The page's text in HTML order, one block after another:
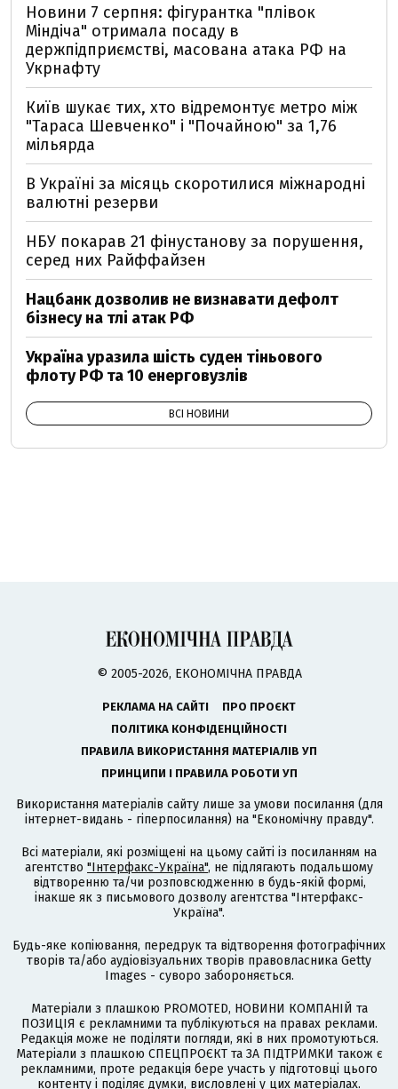
Новини 7 серпня: фігурантка "плівок
Міндіча" отримала посаду в
держпідприємстві, масована атака РФ на
Укрнафту
Київ шукає тих, хто відремонтує метро між
"Тараса Шевченко" і "Почайною" за 1,76
мільярда
В Україні за місяць скоротилися міжнародні
валютні резерви
НБУ покарав 21 фінустанову за порушення,
серед них Райффайзен
Нацбанк дозволив не визнавати дефолт
бізнесу на тлі атак РФ
Україна уразила шість суден тіньового
флоту РФ та 10 енерговузлів
ВСІ НОВИНИ
© 2005-2026, ЕКОНОМІЧНА ПРАВДА
РЕКЛАМА НА САЙТІ
ПРО ПРОЄКТ
ПОЛІТИКА КОНФІДЕНЦІЙНОСТІ
ПРАВИЛА ВИКОРИСТАННЯ МАТЕРІАЛІВ УП
ПРИНЦИПИ І ПРАВИЛА РОБОТИ УП
Використання матеріалів сайту лише за умови посилання (для
інтернет-видань - гіперпосилання) на "Економічну правду".
Всі матеріали, які розміщені на цьому сайті із посиланням на
агентство "Інтерфакс-Україна", не підлягають подальшому
відтворенню та/чи розповсюдженню в будь-якій формі,
інакше як з письмового дозволу агентства "Інтерфакс-
Україна".
Будь-яке копіювання, передрук та відтворення фотографічних
творів та/або аудіовізуальних творів правовласника Getty
Images - суворо забороняється.
Матеріали з плашкою PROMOTED, НОВИНИ КОМПАНІЙ та
ПОЗИЦІЯ є рекламними та публікуються на правах реклами.
Редакція може не поділяти погляди, які в них промотуються.
Матеріали з плашкою СПЕЦПРОЄКТ та ЗА ПІДТРИМКИ також є
рекламними, проте редакція бере участь у підготовці цього
контенту і поділяє думки, висловлені у цих матеріалах.